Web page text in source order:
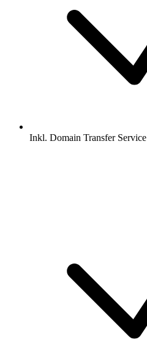
Inkl. Domain Transfer Service